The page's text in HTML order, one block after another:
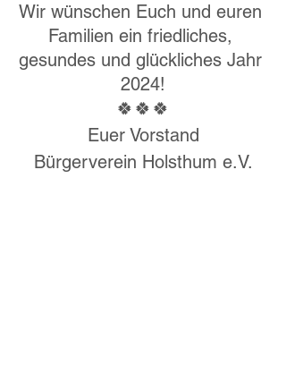
Wir wünschen Euch und euren
Familien ein friedliches,
gesundes und glückliches Jahr
2024!
🍀🍀🍀
Euer Vorstand
Bürgerverein Holsthum e.V.